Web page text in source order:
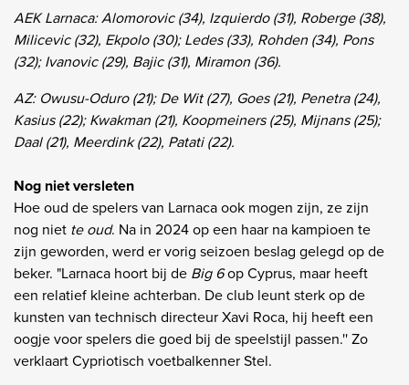
AEK Larnaca: Alomorovic (34), Izquierdo (31), Roberge (38),
Milicevic (32), Ekpolo (30); Ledes (33), Rohden (34), Pons
(32); Ivanovic (29), Bajic (31), Miramon (36).
AZ: Owusu-Oduro (21); De Wit (27), Goes (21), Penetra (24),
Kasius (22); Kwakman (21), Koopmeiners (25), Mijnans (25);
Daal (21), Meerdink (22), Patati (22).
Nog niet versleten
Hoe oud de spelers van Larnaca ook mogen zijn, ze zijn
nog niet te oud. Na in 2024 op een haar na kampioen te
zijn geworden, werd er vorig seizoen beslag gelegd op de
beker. "Larnaca hoort bij de Big 6op Cyprus, maar heeft
een relatief kleine achterban. De club leunt sterk op de
kunsten van technisch directeur Xavi Roca, hij heeft een
oogje voor spelers die goed bij de speelstijl passen.'' Zo
verklaart Cypriotisch voetbalkenner Stel.